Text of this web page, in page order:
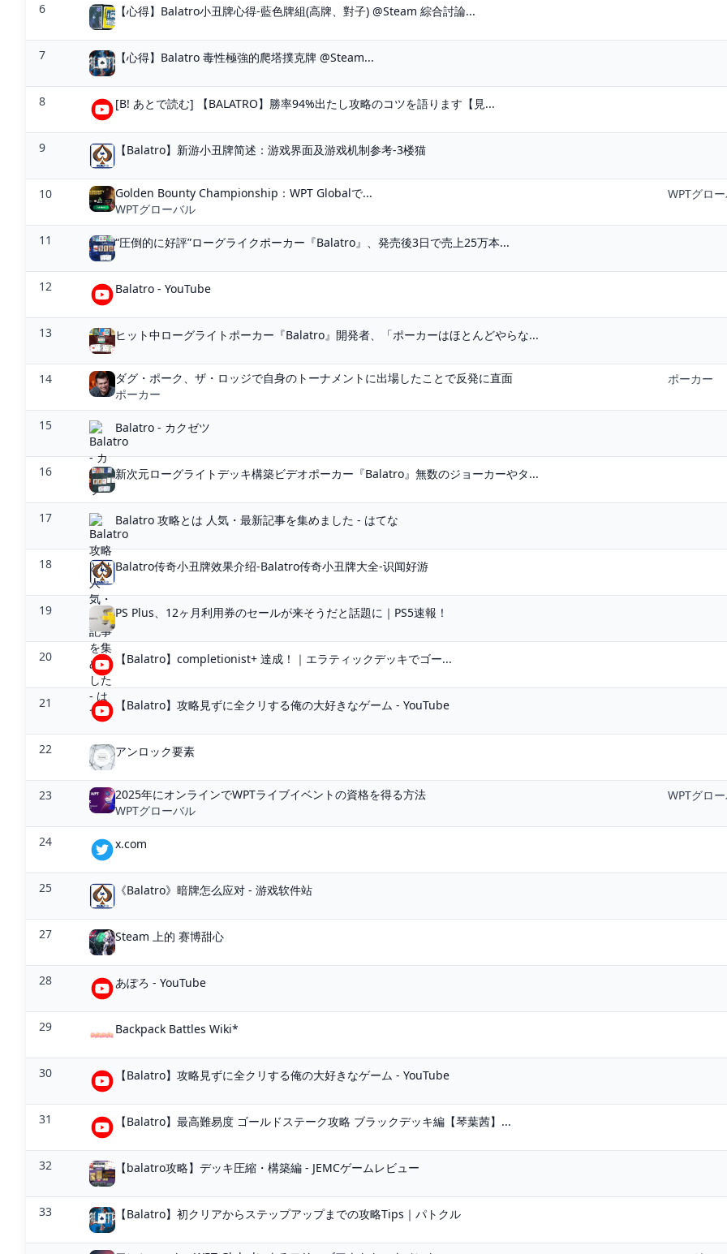
6 【心得】Balatro小丑牌心得-藍色牌組(高牌、對子) @Steam 綜合討論...
7 【心得】Balatro 毒性極強的爬塔撲克牌 @Steam...
8 [B! あとで読む] 【BALATRO】勝率94%出たし攻略のコツを語ります【見...
9 【Balatro】新游小丑牌简述：游戏界面及游戏机制参考-3楼猫
10
Golden Bounty Championship：WPT​​ Globalで...
WPTグローバル
WPTグロ
11 “圧倒的に好評”ローグライクポーカー『Balatro』、発売後3日で売上25万本...
12 Balatro - YouTube
13 ヒット中ローグライトポーカー『Balatro』開発者、「ポーカーはほとんどやらな...
14
ダグ・ポーク、ザ・ロッジで自身のトーナメントに出場したことで反発に直面
ポーカー
ポーカー
15 Balatro - カクゼツ
16 新次元ローグライトデッキ構築ビデオポーカー『Balatro』無数のジョーカーやタ...
17 Balatro 攻略とは 人気・最新記事を集めました - はてな
18 Balatro传奇小丑牌效果介绍-Balatro传奇小丑牌大全-识闻好游
19 PS Plus、12ヶ月利用券のセールが来そうだと話題に｜PS5速報！
20 【Balatro】completionist+ 達成！｜エラティックデッキでゴー...
21 【Balatro】攻略見ずに全クリする俺の大好きなゲーム - YouTube
22 アンロック要素
23
2025年にオンラインでWPTライブイベントの資格を得る方法
WPTグローバル
WPTグロ
24 x.com
25 《Balatro》暗牌怎么应对 - 游戏软件站
27 Steam 上的 赛博甜心
28 あぽろ - YouTube
29 Backpack Battles Wiki*
30 【Balatro】攻略見ずに全クリする俺の大好きなゲーム - YouTube
31 【Balatro】最高難易度 ゴールドステーク攻略 ブラックデッキ編【琴葉茜】...
32 【balatro攻略】デッキ圧縮・構築編 - JEMCゲームレビュー
33 【Balatro】初クリアからステップアップまでの攻略Tips｜パトクル